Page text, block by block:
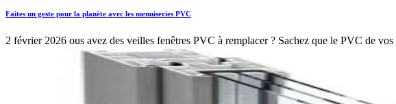
Faites un geste pour la planète avec les menuiseries PVC
2 février 2026 ous avez des veilles fenêtres PVC à remplacer ? Sachez que le PVC de